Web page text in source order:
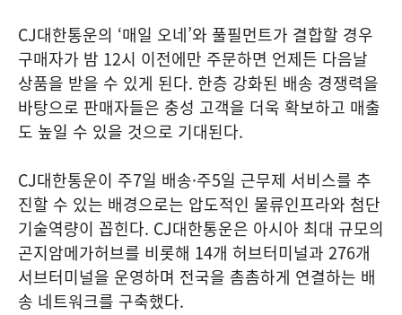
CJ대한통운의 ‘매일 오네’와 풀필먼트가 결합할 경우
구매자가 밤 12시 이전에만 주문하면 언제든 다음날
상품을 받을 수 있게 된다. 한층 강화된 배송 경쟁력을
바탕으로 판매자들은 충성 고객을 더욱 확보하고 매출
도 높일 수 있을 것으로 기대된다.
CJ대한통운이 주7일 배송·주5일 근무제 서비스를 추
진할 수 있는 배경으로는 압도적인 물류인프라와 첨단
기술역량이 꼽힌다. CJ대한통운은 아시아 최대 규모의
곤지암메가허브를 비롯해 14개 허브터미널과 276개
서브터미널을 운영하며 전국을 촘촘하게 연결하는 배
송 네트워크를 구축했다.